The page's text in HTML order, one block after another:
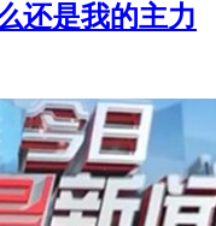
还是我的主力